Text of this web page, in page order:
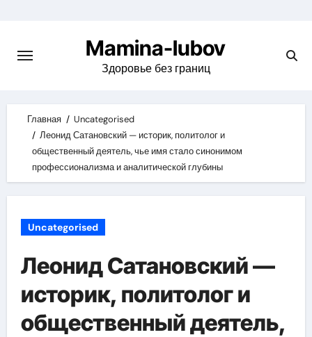
content
Mamina-lubov
Здоровье без границ
Главная
Uncategorised
Леонид Сатановский — историк, политолог и
общественный деятель, чье имя стало синонимом
профессионализма и аналитической глубины
Uncategorised
Леонид Сатановский —
историк, политолог и
общественный деятель,